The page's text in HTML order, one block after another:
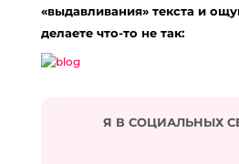
Подписаться на
«выдавливания» текста и
делаете что-то не так:
Я В СОЦИАЛЬНЫХ